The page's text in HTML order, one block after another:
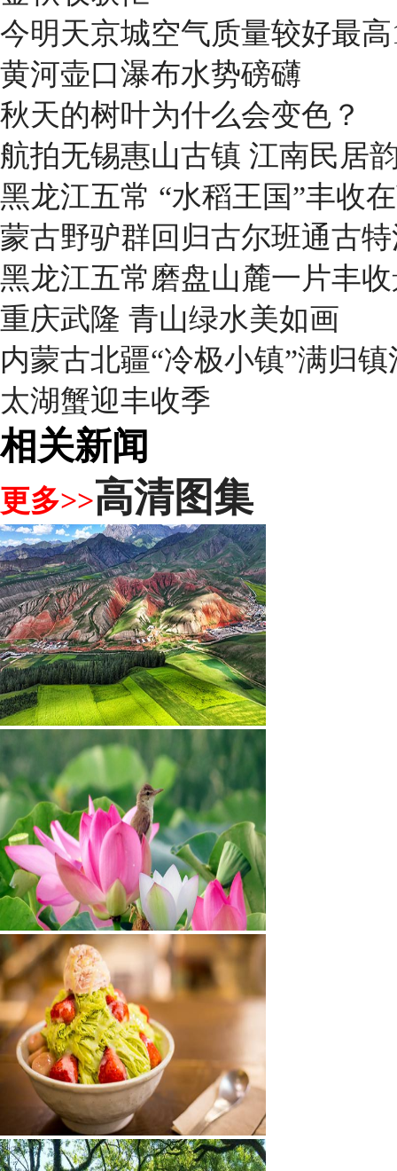
今明天京城空气质量较好最
黄河壶口瀑布水势磅礴
秋天的树叶为什么会变色？
航拍无锡惠山古镇 江南民居
黑龙江五常 “水稻王国”丰收
蒙古野驴群回归古尔班通古
黑龙江五常磨盘山麓一片丰
重庆武隆 青山绿水美如画
内蒙古北疆“冷极小镇”满归
太湖蟹迎丰收季
相关新闻
更多>>高清图集